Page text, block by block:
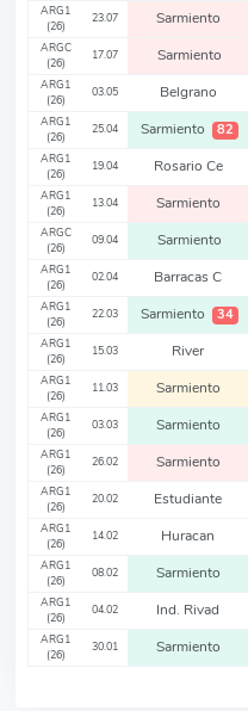
ARG1
(26)
23.07 Sarmiento
ARGC
(26)
17.07 Sarmiento
ARG1
(26)
03.05 Belgrano
ARG1
(26)
25.04 Sarmiento 82
ARG1
(26)
19.04 Rosario Ce
ARG1
(26)
13.04 Sarmiento
ARGC
(26)
09.04 Sarmiento
ARG1
(26)
02.04 Barracas C
ARG1
(26)
22.03 Sarmiento 34
ARG1
(26)
15.03 River
ARG1
(26)
11.03 Sarmiento
ARG1
(26)
03.03 Sarmiento
ARG1
(26)
26.02 Sarmiento
ARG1
(26)
20.02 Estudiante
ARG1
(26)
14.02 Huracan
ARG1
(26)
08.02 Sarmiento
ARG1
(26)
04.02 Ind. Rivad
ARG1
(26)
30.01 Sarmiento